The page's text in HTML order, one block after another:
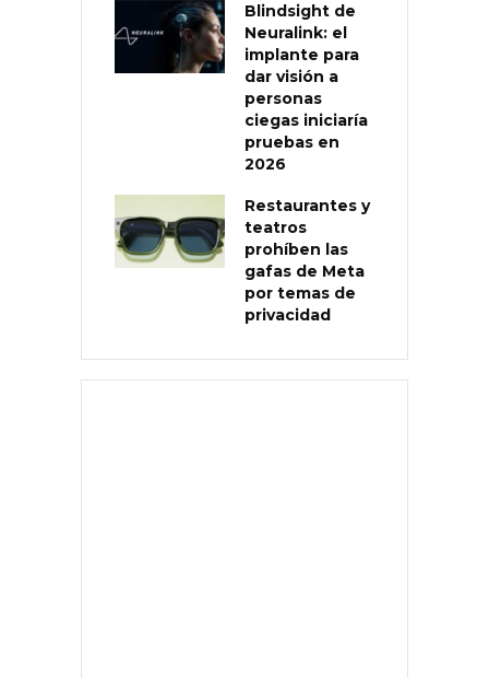
Blindsight de
Neuralink: el
implante para
dar visión a
personas
ciegas iniciaría
pruebas en
2026
Restaurantes y
teatros
prohíben las
gafas de Meta
por temas de
privacidad